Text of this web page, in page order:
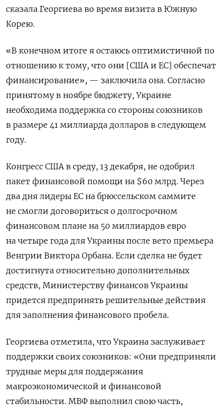
сказала Георгиева во время визита в Южную
Корею.
«В конечном итоге я остаюсь оптимистичной по
отношению к тому, что они [США и ЕС] обеспечат
финансирование», — заключила она. Согласно
принятому в ноябре бюджету, Украине
необходима поддержка со стороны союзников
в размере 41 миллиарда долларов в следующем
году.
Конгресс США в среду, 13 декабря, не одобрил
пакет финансовой помощи на $60 млрд. Через
два дня лидеры ЕС на брюссельском саммите
не смогли договориться о долгосрочном
финансовом плане на 50 миллиардов евро
на четыре года для Украины после вето премьера
Венгрии Виктора Орбана. Если сделка не будет
достигнута относительно дополнительных
средств, Министерству финансов Украины
придется предпринять решительные действия
для заполнения финансового пробела.
Георгиева отметила, что Украина заслуживает
поддержки своих союзников: «Они предприняли
трудные меры для поддержания
макроэкономической и финансовой
стабильности. МВФ выполнил свою часть,